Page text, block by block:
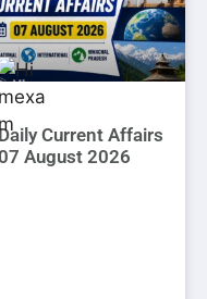
Daily Current Affairs
August 2026